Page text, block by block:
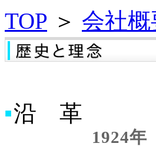
TOP ＞ 会社概
■沿 革
1924年